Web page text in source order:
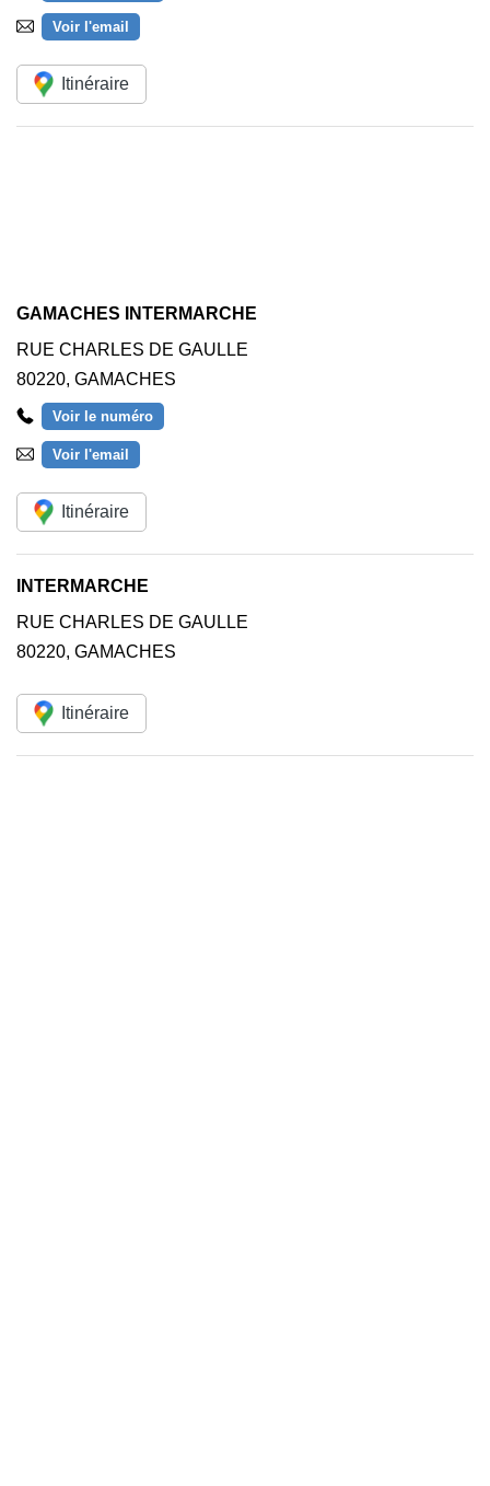
Voir l'email
Itinéraire
GAMACHES INTERMARCHE
RUE CHARLES DE GAULLE
80220, GAMACHES
Voir le numéro
Voir l'email
Itinéraire
INTERMARCHE
RUE CHARLES DE GAULLE
80220, GAMACHES
Itinéraire